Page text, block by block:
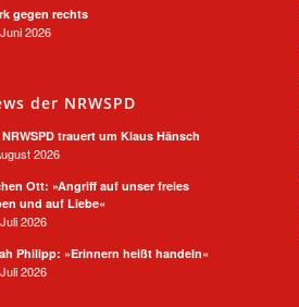
gegen rechts
2026
der NRWSPD
NRWSPD trauert um Klaus Hänsch
2026
Ott: »Angriff auf unser freies
und auf Liebe«
2026
Philipp: »Erinnern heißt handeln«
2026